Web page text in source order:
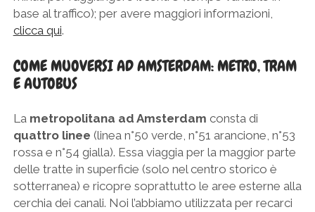
base al traffico); per avere maggiori informazioni,
clicca qui.
COME MUOVERSI AD AMSTERDAM: METRO, TRAM
E AUTOBUS
La metropolitana ad Amsterdam consta di
quattro linee (linea n°50 verde, n°51 arancione, n°53
rossa e n°54 gialla). Essa viaggia per la maggior parte
delle tratte in superficie (solo nel centro storico è
sotterranea) e ricopre soprattutto le aree esterne alla
cerchia dei canali. Noi l’abbiamo utilizzata per recarci